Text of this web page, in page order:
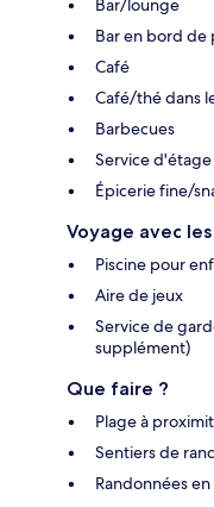
Bar/lounge
Bar en bord de
Café
Café/thé dans
Barbecues
Service
Épicerie fine/
Voyage avec
Piscine pour
Aire de jeux
Service de
supplément)
Que faire ?
Plage à
Sentiers de
Randonnées